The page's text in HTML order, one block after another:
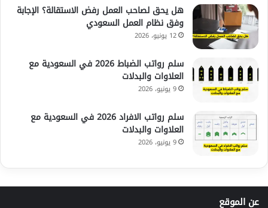
هل يحق لصاحب العمل رفض الاستقالة؟ الإجابة
وفق نظام العمل السعودي
12 يونيو، 2026
سلم رواتب الضباط 2026 في السعودية مع
العلاوات والبدلات
9 يونيو، 2026
سلم رواتب الافراد 2026 في السعودية مع
العلاوات والبدلات
9 يونيو، 2026
عن الموقع